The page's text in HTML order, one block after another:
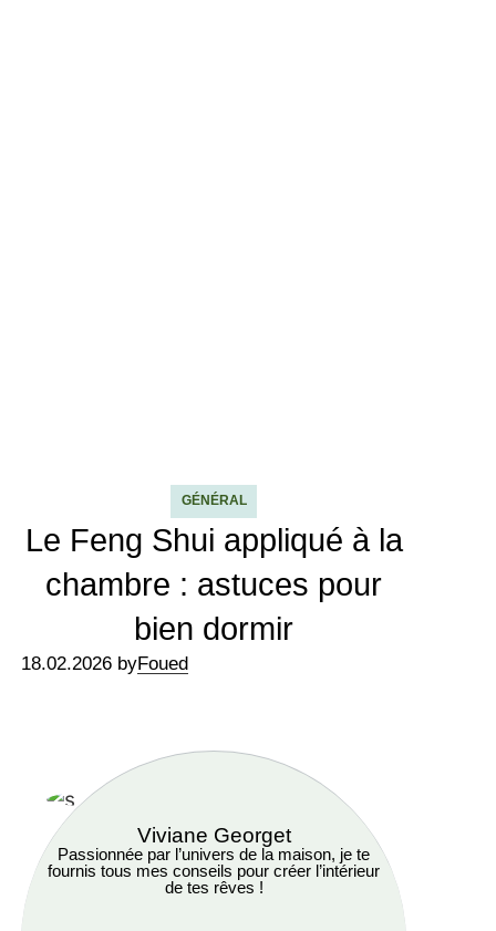
GÉNÉRAL
Le Feng Shui appliqué à la
chambre : astuces pour
bien dormir
18.02.2026 byFoued
Viviane Georget
Passionnée par l’univers de la maison, je te
fournis tous mes conseils pour créer l’intérieur
de tes rêves !